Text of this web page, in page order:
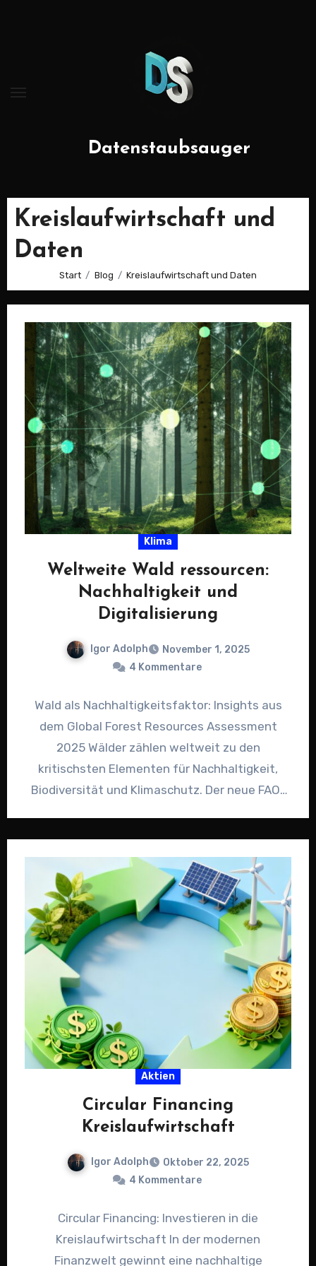
Datenstaubsauger
Kreislaufwirtschaft und
Daten
Start Blog Kreislaufwirtschaft und Daten
Klima
Weltweite Wald ressourcen:
Nachhaltigkeit und
Digitalisierung
Igor Adolph
November 1, 2025
4 Kommentare
Wald als Nachhaltigkeitsfaktor: Insights aus
dem Global Forest Resources Assessment
2025 Wälder zählen weltweit zu den
kritischsten Elementen für Nachhaltigkeit,
Biodiversität und Klimaschutz. Der neue FAO-
Aktien
Circular Financing
Kreislaufwirtschaft
Igor Adolph
Oktober 22, 2025
4 Kommentare
Circular Financing: Investieren in die
Kreislaufwirtschaft In der modernen
Finanzwelt gewinnt eine nachhaltige